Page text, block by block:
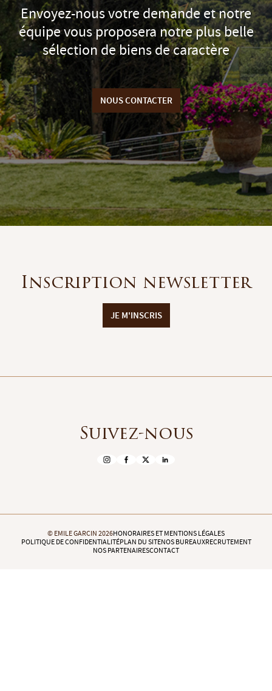
Envoyez-nous votre demande et notre
équipe vous proposera notre plus belle
sélection de biens de caractère
NOUS CONTACTER
Inscription newsletter
JE M'INSCRIS
Suivez-nous
© EMILE GARCIN 2026HONORAIRES ET MENTIONS LÉGALES
POLITIQUE DE CONFIDENTIALITÉPLAN DU SITENOS BUREAUXRECRUTEMENT
NOS PARTENAIRESCONTACT